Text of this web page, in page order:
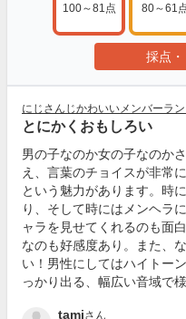
100～81点 80～61
採点
にじさんじかわいいメンバーラ
とにかくおもしろい
男の子なのか女の子なのか
え、言葉のチョイスが非常
という魅力があります。時
り、そして時にはメンヘラ
ャラを見せてくれるのも面
なのも好感度あり。また、
い！男性にしてはハイトー
っかり出る、幅広い音域で
tamiさん